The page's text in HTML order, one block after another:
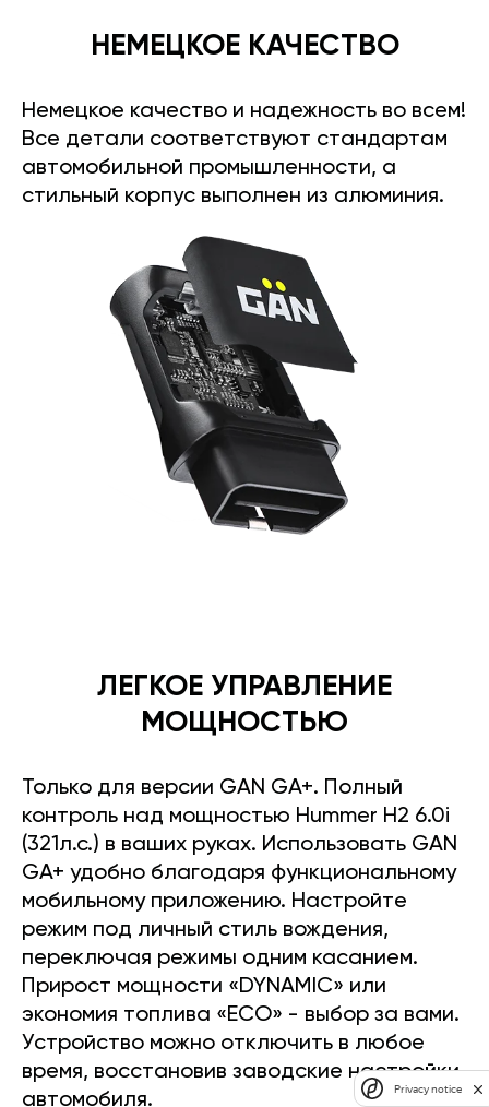
НЕМЕЦКОЕ КАЧЕСТВО
Немецкое качество и надежность во всем!
Все детали соответствуют стандартам
автомобильной промышленности, а
стильный корпус выполнен из алюминия.
ЛЕГКОЕ УПРАВЛЕНИЕ
МОЩНОСТЬЮ
Только для версии GAN GA+. Полный
контроль над мощностью Hummer H2 6.0i
(321л.с.) в ваших руках. Использовать GAN
GA+ удобно благодаря функциональному
мобильному приложению. Настройте
режим под личный стиль вождения,
переключая режимы одним касанием.
Прирост мощности «DYNAMIC» или
экономия топлива «ECO» - выбор за вами.
Устройство можно отключить в любое
время, восстановив заводские настройки
автомобиля.
Privacy notice